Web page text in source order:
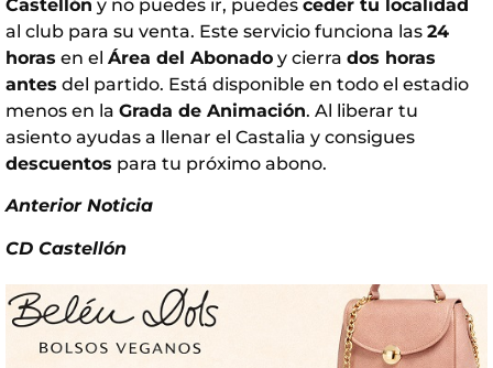
Castellón y no puedes ir, puedes ceder tu localidad
al club para su venta. Este servicio funciona las 24
horas en el Área del Abonado y cierra dos horas
antes del partido. Está disponible en todo el estadio
menos en la Grada de Animación. Al liberar tu
asiento ayudas a llenar el Castalia y consigues
descuentos para tu próximo abono.
Anterior Noticia
CD Castellón